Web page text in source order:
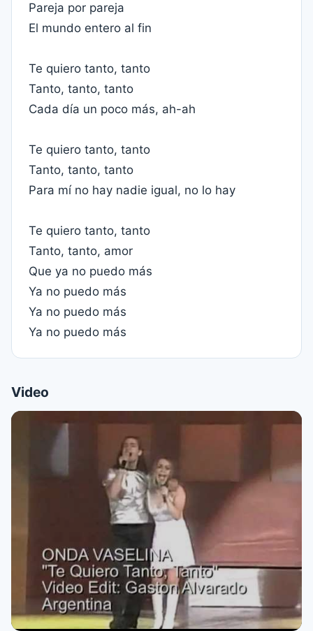
Pareja por pareja
El mundo entero al fin
Te quiero tanto, tanto
Tanto, tanto, tanto
Cada día un poco más, ah-ah
Te quiero tanto, tanto
Tanto, tanto, tanto
Para mí no hay nadie igual, no lo hay
Te quiero tanto, tanto
Tanto, tanto, amor
Que ya no puedo más
Ya no puedo más
Ya no puedo más
Ya no puedo más
Video